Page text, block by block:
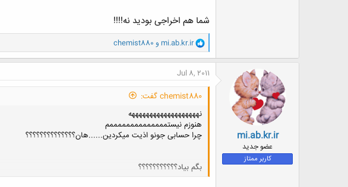
و حاضرم برای کارهای تاپ وقت بذارم
شما هم اخراجی بودید نه!!!!
و
ا
ک
ش
ا
mi.ab.kr.ir و chemist880
mi.ab.kr.ir
عضو جدید
کاربر ممتاز
Jul 8, 2011
chemist880 گفت:
نهههههههههههههههههههه
هنوزم نیستممممممممممممممم
چرا حسابی جونو اذیت میکردین......هان؟؟؟؟؟؟؟؟؟؟؟؟؟؟
بگم بیاد؟؟؟؟؟؟؟؟؟؟؟